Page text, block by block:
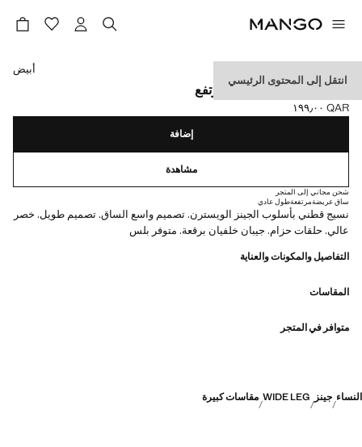
انتقل إلى المحتوى الرئيسي
جينز واسع الساق بخصر مرتفع
السعر الحالي [QAR ١٩٩٫٠٠ ]
QAR ١٩٩٫٠٠
حدد اللون
أبيض
إضافة
مشاهدة
شحن مجاني إلى المتجر
ساق عريضةمرتفعةطول عادي
نسيج قطني بأسلوب الجينز الويسترن. تصميم واسع الساق. تصميم طويل. خصر
عالي. حلقات حزام. جيبان خلفيان برقعة. متوفر بلس
التفاصيل والمكونات والعناية
المقاسات
متوافر في المتجر
النساء جينز WIDE LEG مقاسات كبيرة